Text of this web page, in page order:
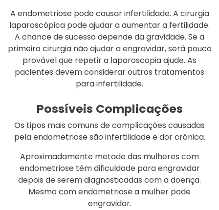
A endometriose pode causar infertilidade. A cirurgia
laparoscópica pode ajudar a aumentar a fertilidade.
A chance de sucesso depende da gravidade. Se a
primeira cirurgia não ajudar a engravidar, será pouco
provável que repetir a laparoscopia ajude. As
pacientes devem considerar outros tratamentos
para infertilidade.
Possíveis Complicações
Os tipos mais comuns de complicações causadas
pela endometriose são infertilidade e dor crônica.
Aproximadamente metade das mulheres com
endometriose têm dificuldade para engravidar
depois de serem diagnosticadas com a doença.
Mesmo com endometriose a mulher pode
engravidar.